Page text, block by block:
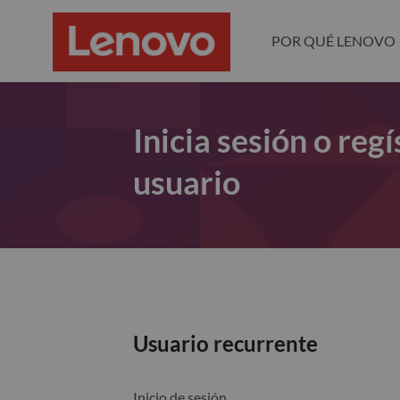
POR QUÉ LENOVO
Inicia sesión o
usuario
Usuario recurrente